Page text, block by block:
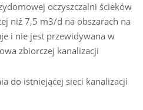
oczyszczalni ścieków
niż 7,5 m3/d na obszarach na
i nie jest przewidywana w
zbiorczej kanalizacji
do istniejącej sieci kanalizacji